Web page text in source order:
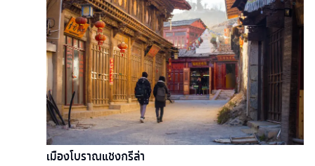
เมืองโบราณแชงกรีล่า